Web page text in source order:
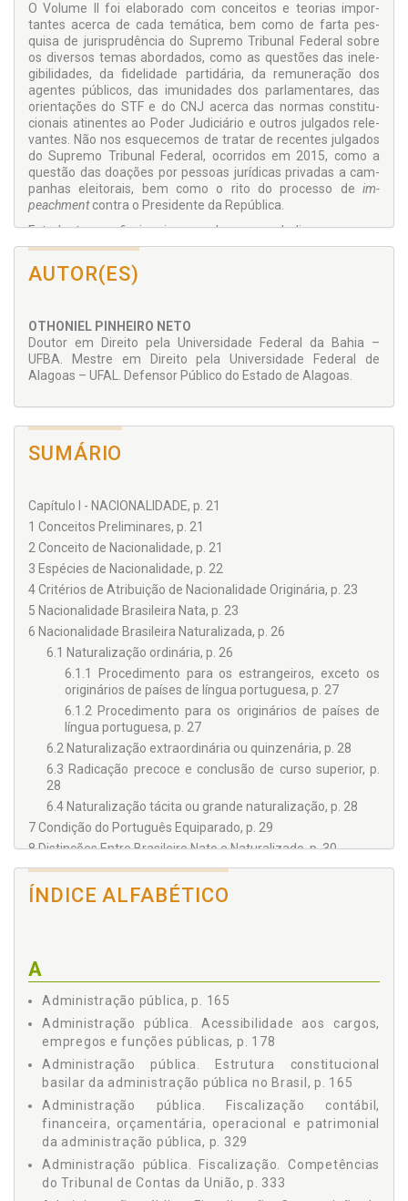
O Volume II foi elaborado com conceitos e teorias impor­
tantes acerca de cada temática, bem como de farta pes­
quisa de jurisprudência do Supremo Tribunal Federal sobre
os diversos temas abordados, como as questões das inele-
gibilidades, da fidelidade partidária, da remuneração dos
agentes públicos, das imunidades dos parlamentares, das
orientações do STF e do CNJ acerca das normas constitu­
cionais atinentes ao Poder Judiciário e outros julgados rele-
vantes. Não nos esquecemos de tratar de recentes julgados
do Supremo Tribunal Federal, ocorridos em 2015, como a
questão das doações por pessoas jurídicas privadas a cam­
panhas eleitorais, bem como o rito do processo de im­
peachmentcontra o Presidente da República.
Estudantes, profissionais e aqueles que se dedicam aos con­
cursos públicos podem encontrar na obra uma linguagem
clara e objetiva para o entendimento das temáticas debati­
das, não dispensando uma a profundidade necessária em
AUTOR(ES)
OTHONIEL PINHEIRO NETO
Doutor em Direito pela Univer­sidade Federal da Bahia –
UFBA. Mestre em Direito pela Universi­dade Federal de
Alagoas – UFAL. Defensor Público do Estado de Alagoas.
SUMÁRIO
Capítulo I - NACIONALIDADE, p. 21
1 Conceitos Preliminares, p. 21
2 Conceito de Nacionalidade, p. 21
3 Espécies de Nacionalidade, p. 22
4 Critérios de Atribuição de Nacionalidade Originária, p. 23
5 Nacionalidade Brasileira Nata, p. 23
6 Nacionalidade Brasileira Naturalizada, p. 26
6.1 Naturalização ordinária, p. 26
6.1.1 Procedimento para os estrangeiros, exceto os
originários de países de língua portuguesa, p. 27
6.1.2 Procedimento para os originários de países de
língua portuguesa, p. 27
6.2 Naturalização extraordinária ou quinzenária, p. 28
6.3 Radicação precoce e conclusão de curso superior, p.
28
6.4 Naturalização tácita ou grande naturalização, p. 28
7 Condição do Português Equiparado, p. 29
8 Distinções Entre Brasileiro Nato e Naturalizado, p. 30
9 Perda da Nacionalidade Brasileira, p. 30
9.1 Ação de cancelamento de naturalização, p. 31
11.2 Expulsão, p. 33
11.3 Extradição, p. 34
11.3.1 Procedimento da extradição, p. 37
11.3.2 Prisão preventiva por extradição, p. 40
11.3.3 Conversão da prisão perpétua e pena de morte,
12 Asilo Político e Diplomático, p. 42
13 Refugiado, p. 42
Capítulo II - DIREITOS POLÍTICOS, p. 45
1 Conceito, p. 45
ÍNDICE ALFABÉTICO
A
Administração pública, p. 165
Administração pública. Acessibilidade aos cargos,
empregos e funções públicas, p. 178
Administração pública. Estrutura constitucional
basilar da administração pública no Brasil, p. 165
Administração pública. Fiscalização contábil,
financeira, orçamentária, operacional e patrimonial
da administração pública, p. 329
Administração pública. Fiscalização. Competências
do Tribunal de Contas da União, p. 333